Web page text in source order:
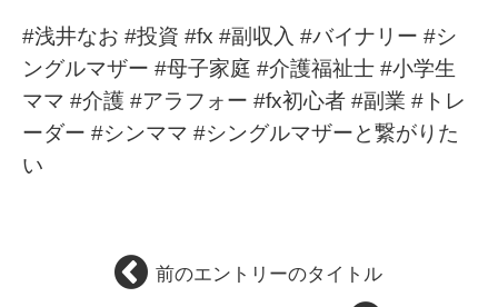
#浅井なお #投資 #fx #副収入 #バイナリー #シ
ングルマザー #母子家庭 #介護福祉士 #小学生
ママ #介護 #アラフォー #fx初心者 #副業 #トレ
ーダー #シンママ #シングルマザーと繋がりた
い
前のエントリーのタイトル